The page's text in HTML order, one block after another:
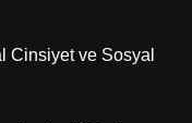
Cinsiyet ve Sosyal